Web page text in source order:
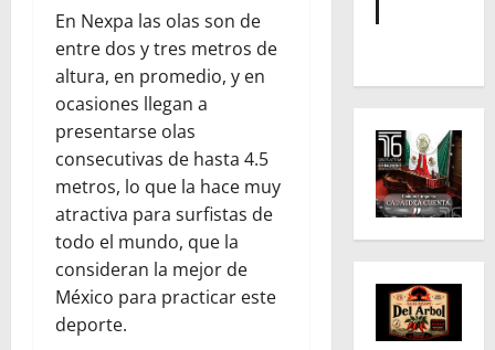
En Nexpa las olas son de
entre dos y tres metros de
altura, en promedio, y en
ocasiones llegan a
presentarse olas
consecutivas de hasta 4.5
metros, lo que la hace muy
atractiva para surfistas de
todo el mundo, que la
consideran la mejor de
México para practicar este
deporte.